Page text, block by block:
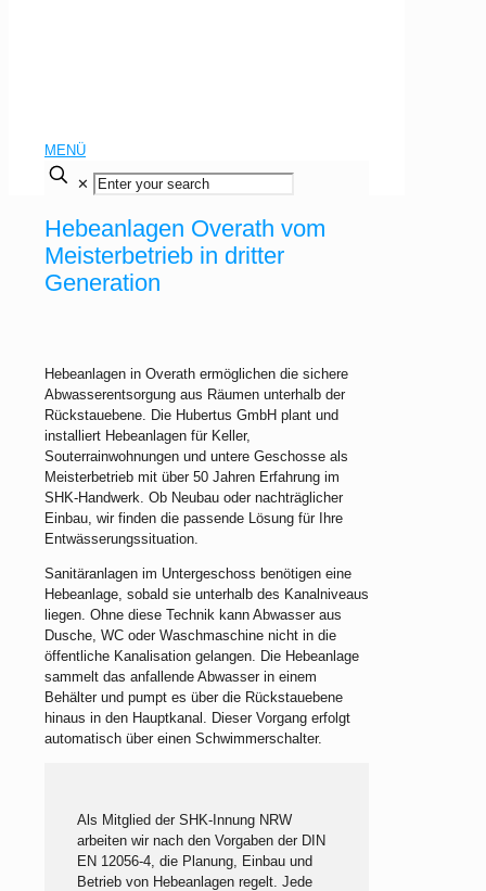
MENÜ
✕
Hebeanlagen Overath vom
Meisterbetrieb in dritter
Generation
Hebeanlagen in Overath ermöglichen die sichere
Abwasserentsorgung aus Räumen unterhalb der
Rückstauebene. Die Hubertus GmbH plant und
installiert Hebeanlagen für Keller,
Souterrainwohnungen und untere Geschosse als
Meisterbetrieb mit über 50 Jahren Erfahrung im
SHK-Handwerk. Ob Neubau oder nachträglicher
Einbau, wir finden die passende Lösung für Ihre
Entwässerungssituation.
Sanitäranlagen im Untergeschoss benötigen eine
Hebeanlage, sobald sie unterhalb des Kanalniveaus
liegen. Ohne diese Technik kann Abwasser aus
Dusche, WC oder Waschmaschine nicht in die
öffentliche Kanalisation gelangen. Die Hebeanlage
sammelt das anfallende Abwasser in einem
Behälter und pumpt es über die Rückstauebene
hinaus in den Hauptkanal. Dieser Vorgang erfolgt
automatisch über einen Schwimmerschalter.
Als Mitglied der SHK-Innung NRW
arbeiten wir nach den Vorgaben der DIN
EN 12056-4, die Planung, Einbau und
Betrieb von Hebeanlagen regelt. Jede